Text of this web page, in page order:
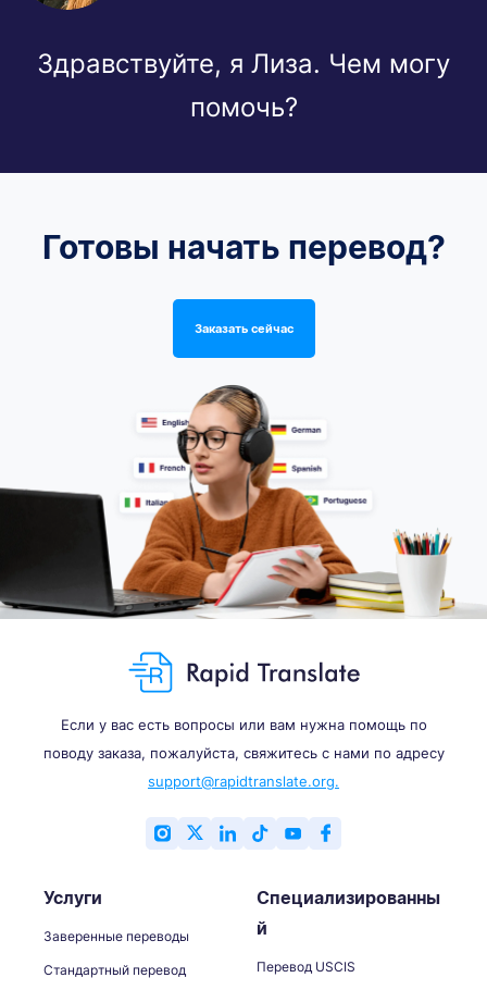
Здравствуйте, я Лиза. Чем могу
помочь?
Готовы начать перевод?
Заказать сейчас
Если у вас есть вопросы или вам нужна помощь по
поводу заказа, пожалуйста, свяжитесь с нами по адресу
support@rapidtranslate.org.
Услуги
Заверенные переводы
Стандартный перевод
Специализированны
й
Перевод USCIS